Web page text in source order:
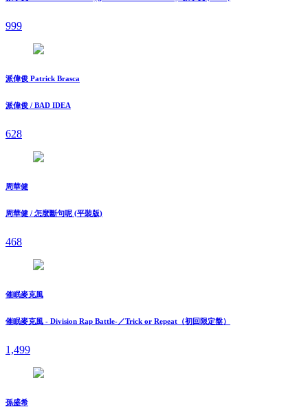
999
派偉俊 Patrick Brasca
派偉俊 / BAD IDEA
628
周華健
周華健 / 怎麼斷句呢 (平裝版)
468
催眠麥克風
催眠麥克風 - Division Rap Battle-／Trick or Repeat（初回限定盤）
1,499
孫盛希